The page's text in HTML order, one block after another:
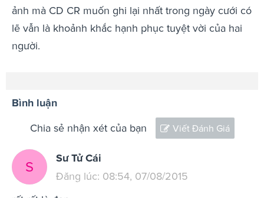
ảnh mà CD CR muốn ghi lại nhất trong ngày cưới có
lẽ vẫn là khoảnh khắc hạnh phục tuyệt vời của hai
người.
Bình luận
Chia sẻ nhận xét của bạn Viết Đánh Giá
S
Sư Tử Cái
Đăng lúc: 08:54, 07/08/2015